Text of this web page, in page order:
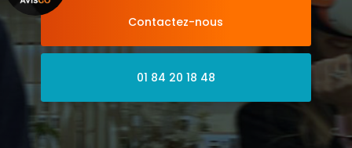
Contactez-nous
01 84 20 18 48
Voir le certificat